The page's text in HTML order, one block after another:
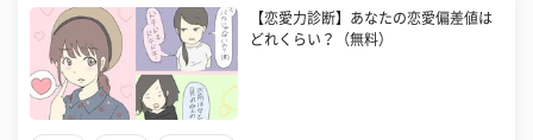
【恋愛力診断】あなたの恋愛偏差値は
どれくらい？（無料）